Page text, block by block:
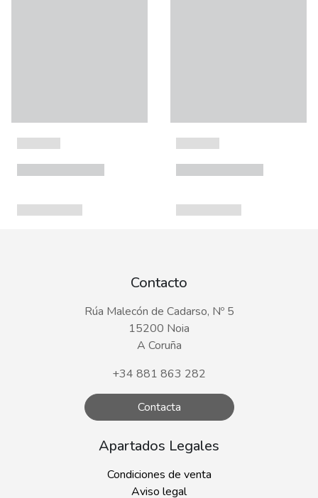
Contacto
Rúa Malecón de Cadarso, Nº 5
15200 Noia
A Coruña
+34 881 863 282
Contacta
Apartados Legales
Condiciones de venta
Aviso legal